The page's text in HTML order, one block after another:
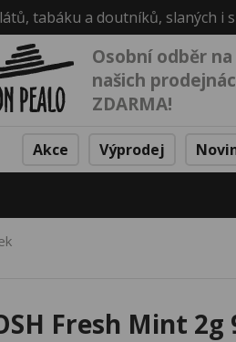
tabáku a doutníků, slaných i
Osobní odběr
našich
ZDARMA!
Akce Výprodej
Fresh Mint